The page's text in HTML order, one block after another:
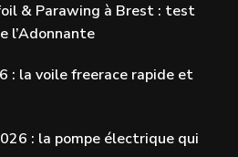
& Parawing à Brest : test
l’Adonnante
: la voile freerace rapide et
: la pompe électrique qui